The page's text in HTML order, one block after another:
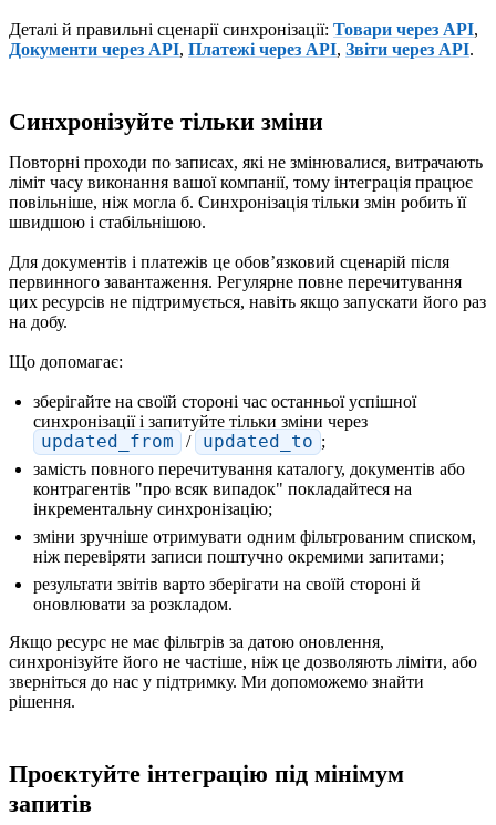
Деталі й правильні сценарії синхронізації: Товари через API,
Документи через API, Платежі через API, Звіти через API.
Синхронізуйте тільки зміни
Повторні проходи по записах, які не змінювалися, витрачають
ліміт часу виконання вашої компанії, тому інтеграція працює
повільніше, ніж могла б. Синхронізація тільки змін робить її
швидшою і стабільнішою.
Для документів і платежів це обовʼязковий сценарій після
первинного завантаження. Регулярне повне перечитування
цих ресурсів не підтримується, навіть якщо запускати його раз
на добу.
Що допомагає:
зберігайте на своїй стороні час останньої успішної
синхронізації і запитуйте тільки зміни через
updated_from / updated_to ;
замість повного перечитування каталогу, документів або
контрагентів "про всяк випадок" покладайтеся на
інкрементальну синхронізацію;
зміни зручніше отримувати одним фільтрованим списком,
ніж перевіряти записи поштучно окремими запитами;
результати звітів варто зберігати на своїй стороні й
оновлювати за розкладом.
Якщо ресурс не має фільтрів за датою оновлення,
синхронізуйте його не частіше, ніж це дозволяють ліміти, або
зверніться до нас у підтримку. Ми допоможемо знайти
рішення.
Проєктуйте інтеграцію під мінімум
запитів